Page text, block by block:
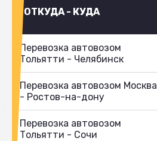
ОТКУДА - КУДА
Перевозка автовозом
Тольятти - Челябинск
Перевозка автовозом Москва
- Ростов-на-дону
Перевозка автовозом
Тольятти - Сочи